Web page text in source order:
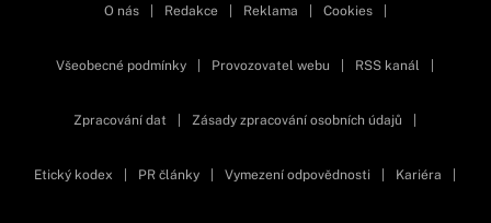
O nás Redakce Reklama Cookies
Všeobecné podmínky Provozovatel webu RSS kanál
Zpracování dat Zásady zpracování osobních údajů
Etický kodex PR články Vymezení odpovědnosti Kariéra